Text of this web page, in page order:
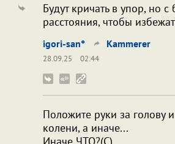
Будут кричать в упор, но с
расстояния, чтобы
igori-san° Kammerer
28.09.25
02:44
Положите руки за голову и
колени, а иначе...
Иначе ЧТО?(С)